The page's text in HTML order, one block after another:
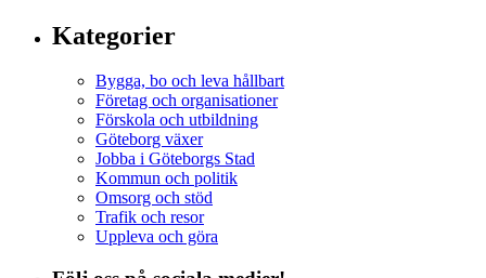
Kategorier
Bygga, bo och leva hållbart
Företag och organisationer
Förskola och utbildning
Göteborg växer
Jobba i Göteborgs Stad
Kommun och politik
Omsorg och stöd
Trafik och resor
Uppleva och göra